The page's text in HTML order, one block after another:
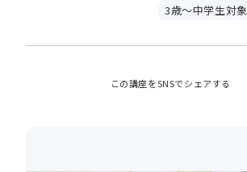
3歳～中学生対象
この講座をSNSでシェアする